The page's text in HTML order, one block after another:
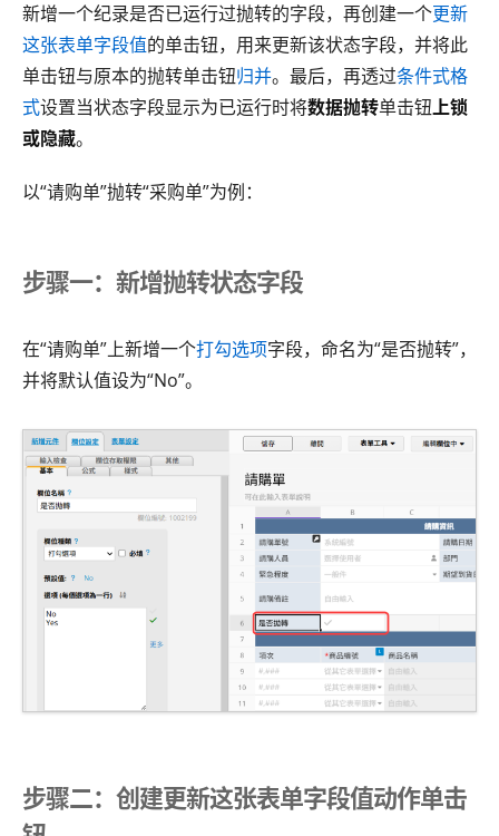
新增一个纪录是否已运行过抛转的字段，再创建一个更新
这张表单字段值的单击钮，用来更新该状态字段，并将此
单击钮与原本的抛转单击钮归并。最后，再透过条件式格
式设置当状态字段显示为已运行时将数据抛转单击钮上锁
或隐藏。
以“请购单”抛转“采购单”为例：
步骤一：新增抛转状态字段
在“请购单”上新增一个打勾选项字段，命名为“是否抛转”，
并将默认值设为“No”。
步骤二：创建更新这张表单字段值动作单击